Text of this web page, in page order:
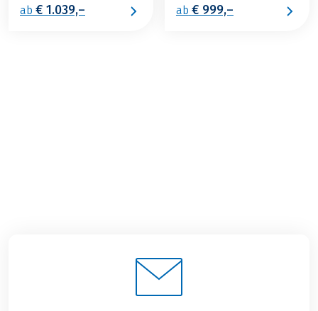
ab € 1.039,–
ab € 999,–